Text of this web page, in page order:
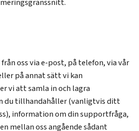
oss via e-post, på telefon, via vår
på annat sätt vi kan
vi att samla in och lagra
du tillhandahåller (vanligtvis ditt
information om din supportfråga,
mellan oss angående sådant